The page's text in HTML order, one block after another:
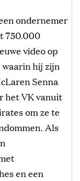
ondernemer
750.000
video op
hij zijn
Senna
het VK vanuit
om ze te
Als
en een